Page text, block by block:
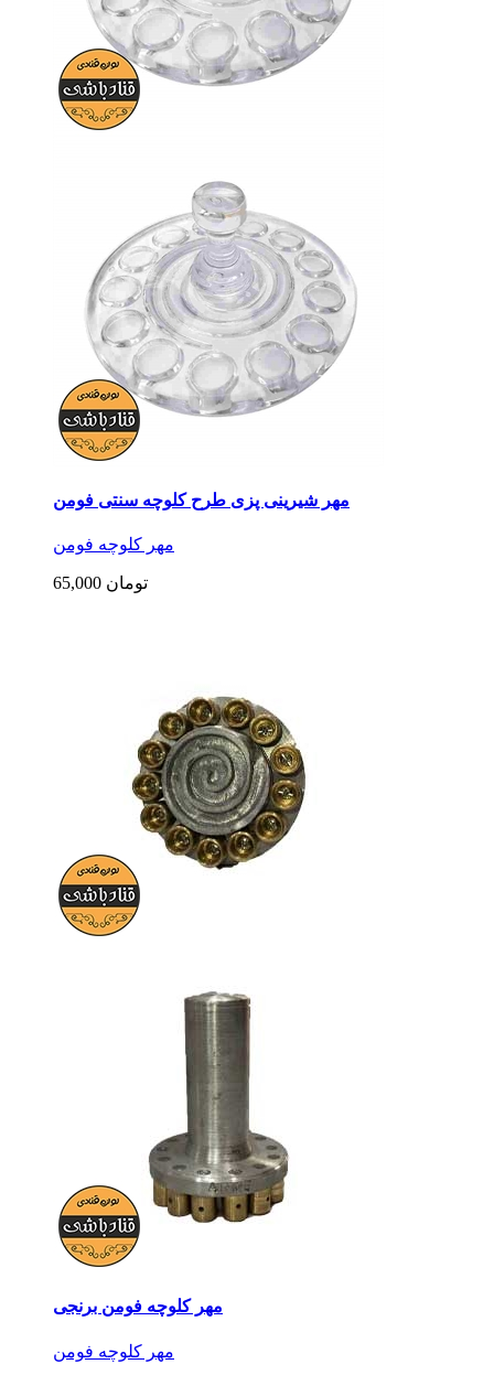
مهر شیرینی پزی طرح کلوچه سنتی فومن
مهر کلوچه فومن
65,000 تومان
مهر کلوچه فومن برنجی
مهر کلوچه فومن